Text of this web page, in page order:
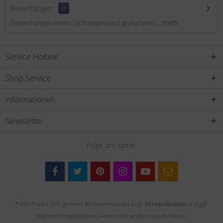
Bewertungen
0
Bewertungen lesen, schreiben und diskutieren... mehr
Service Hotline
Shop Service
Informationen
Newsletter
Folge uns unter:
* Alle Preise inkl. gesetzl. Mehrwertsteuer zzgl. Versandkosten und ggf.
Nachnahmegebühren, wenn nicht anders beschrieben.